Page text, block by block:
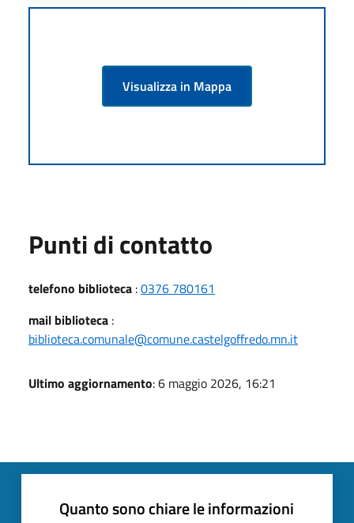
Visualizza in Mappa
Punti di contatto
telefono biblioteca :0376 780161
mail biblioteca :
biblioteca.comunale@comune.castelgoffredo.mn.it
Ultimo aggiornamento: 6 maggio 2026, 16:21
Quanto sono chiare le informazioni